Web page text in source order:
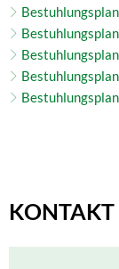
KONTAKT